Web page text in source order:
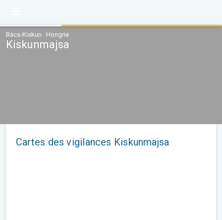
Bács-Kiskun · Hongrie
Kiskunmajsa
Cartes des vigilances Kiskunmajsa